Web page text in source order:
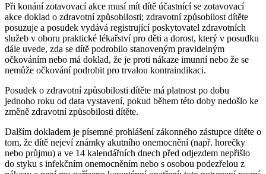
Při konání zotavovací akce musí mít dítě účastnící se zotavovací
akce doklad o zdravotní způsobilosti; zdravotní způsobilost dítěte
posuzuje a posudek vydává registrující poskytovatel zdravotních
služeb v oboru praktické lékařství pro děti a dorost, který v posudku
dále uvede, zda se dítě podrobilo stanoveným pravidelným
očkováním nebo má doklad, že je proti nákaze imunní nebo že se
nemůže očkování podrobit pro trvalou kontraindikaci.
Posudek o zdravotní způsobilosti dítěte má platnost po dobu
jednoho roku od data vystavení, pokud během této doby nedošlo ke
změně zdravotní způsobilosti dítěte.
Dalším dokladem je písemné prohlášení zákonného zástupce dítěte o
tom, že dítě nejeví známky akutního onemocnění (např. horečky
nebo průjmu) a ve 14 kalendářních dnech před odjezdem nepřišlo
do styku s infekčním onemocněním nebo s osobou podezřelou z